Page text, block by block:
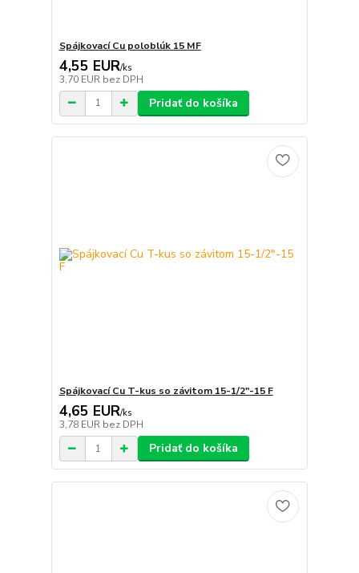
Spájkovací Cu poloblúk 15 MF
4,55 EUR/ks
3,70 EUR bez DPH
Pridať do košíka
Spájkovací Cu T-kus so závitom 15-1/2"-15 F
4,65 EUR/ks
3,78 EUR bez DPH
Pridať do košíka